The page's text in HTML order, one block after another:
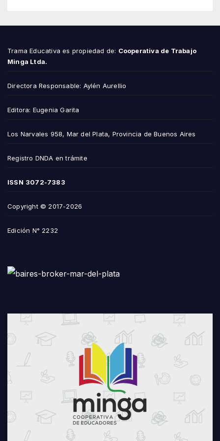
Trama Educativa es propiedad de: Cooperativa de Trabajo
Minga Ltda.
Directora Responsable: Aylén Aurellio
Editora: Eugenia Garita
Los Narvales 958, Mar del Plata, Provincia de Buenos Aires
Registro DNDA en trámite
ISSN 3072-7383
Copyright © 2017-2026
Edición N° 2232